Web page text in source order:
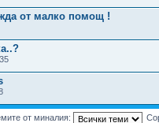
от малко помощ !
от миналия: